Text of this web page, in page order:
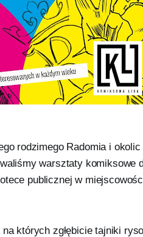
rodzimego Radomia i
warsztaty komiksowe
publicznej w
których zgłębicie tajniki